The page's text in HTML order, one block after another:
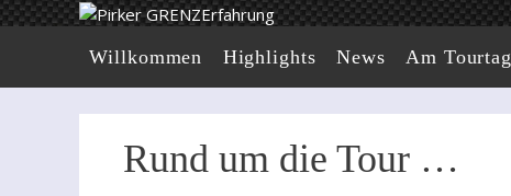
Zum
Willkommen Highlights News Am Tourtag
Rund um die Tour …